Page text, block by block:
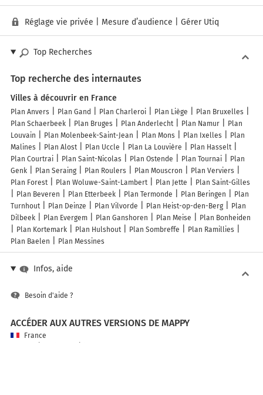
Réglage vie privée Mesure d’audience Gérer Utiq
Top Recherches
Top recherche des internautes
Villes à découvrir en France
Plan Anvers Plan Gand Plan Charleroi Plan Liège
Plan Bruxelles
Plan Schaerbeek
Plan Bruges Plan Anderlecht Plan Namur
Plan
Louvain
Plan Molenbeek-Saint-Jean Plan Mons Plan Ixelles
Plan
Malines
Plan Alost Plan Uccle Plan La Louvière
Plan Hasselt
Plan Courtrai
Plan Saint-Nicolas Plan Ostende Plan Tournai
Plan
Genk
Plan Seraing Plan Roulers Plan Mouscron
Plan Verviers
Plan Forest
Plan Woluwe-Saint-Lambert Plan Jette
Plan Saint-Gilles
Plan Beveren
Plan Etterbeek Plan Termonde Plan Beringen
Plan
Turnhout
Plan Deinze Plan Vilvorde Plan Heist-op-den-Berg
Plan
Dilbeek
Plan Evergem Plan Ganshoren Plan Meise
Plan Bonheiden
Plan Kortemark
Plan Hulshout Plan Sombreffe
Plan Ramillies
Plan Baelen
Plan Messines
Infos, aide
Besoin d'aide ?
ACCÉDER AUX AUTRES VERSIONS DE MAPPY
France